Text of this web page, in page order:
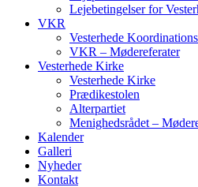
Lejebetingelser for
VKR
Vesterhede
VKR – Mødereferater
Vesterhede Kirke
Vesterhede Kirke
Prædikestolen
Alterpartiet
Menighedsrådet –
Kalender
Galleri
Nyheder
Kontakt